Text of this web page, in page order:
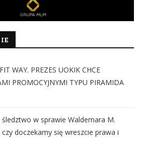
WAY. PREZES UOKIK CHCE
PROMOCYJNYMI TYPU PIRAMIDA
w sprawie Waldemara M.
doczekamy się wreszcie prawa i